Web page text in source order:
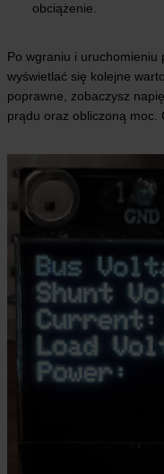
obciążenie.
Po wgraniu i
wyświetlać się kolejne
poprawne, zobaczysz
prądu oraz obliczoną moc.